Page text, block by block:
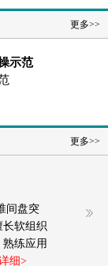
更多>>
示范
更多>>
间盘突
软组织
练应用
细>